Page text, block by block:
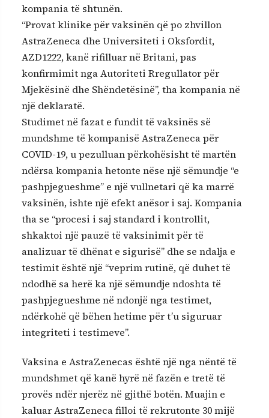
kompania të shtunën.
“Provat klinike për vaksinën që po zhvillon
AstraZeneca dhe Universiteti i Oksfordit,
AZD1222, kanë rifilluar në Britani, pas
konfirmimit nga Autoriteti Rregullator për
Mjekësinë dhe Shëndetësinë”, tha kompania në
një deklaratë.
Studimet në fazat e fundit të vaksinës së
mundshme të kompanisë AstraZeneca për
COVID-19, u pezulluan përkohësisht të martën
ndërsa kompania hetonte nëse një sëmundje “e
pashpjegueshme” e një vullnetari që ka marrë
vaksinën, ishte një efekt anësor i saj. Kompania
tha se “procesi i saj standard i kontrollit,
shkaktoi një pauzë të vaksinimit për të
analizuar të dhënat e sigurisë” dhe se ndalja e
testimit është një “veprim rutinë, që duhet të
ndodhë sa herë ka një sëmundje ndoshta të
pashpjegueshme në ndonjë nga testimet,
ndërkohë që bëhen hetime për t’u siguruar
integriteti i testimeve”.
Vaksina e AstraZenecas është një nga nëntë të
mundshmet që kanë hyrë në fazën e tretë të
provës ndër njerëz në gjithë botën. Muajin e
kaluar AstraZeneca filloi të rekrutonte 30 mijë